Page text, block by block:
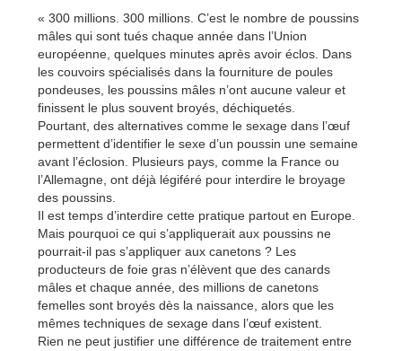
« 300 millions. 300 millions. C’est le nombre de poussins
mâles qui sont tués chaque année dans l’Union
européenne, quelques minutes après avoir éclos. Dans
les couvoirs spécialisés dans la fourniture de poules
pondeuses, les poussins mâles n’ont aucune valeur et
finissent le plus souvent broyés, déchiquetés.
Pourtant, des alternatives comme le sexage dans l’œuf
permettent d’identifier le sexe d’un poussin une semaine
avant l’éclosion. Plusieurs pays, comme la France ou
l’Allemagne, ont déjà légiféré pour interdire le broyage
des poussins.
Il est temps d’interdire cette pratique partout en Europe.
Mais pourquoi ce qui s’appliquerait aux poussins ne
pourrait-il pas s’appliquer aux canetons ? Les
producteurs de foie gras n’élèvent que des canards
mâles et chaque année, des millions de canetons
femelles sont broyés dès la naissance, alors que les
mêmes techniques de sexage dans l’œuf existent.
Rien ne peut justifier une différence de traitement entre